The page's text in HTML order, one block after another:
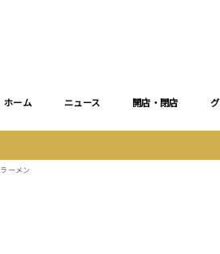
ホーム ニュース 開店・閉店
ラーメン